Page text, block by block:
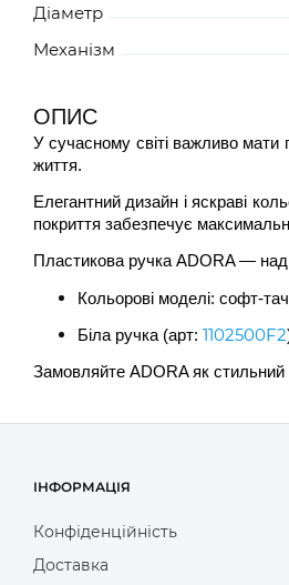
Діаметр
Механізм
ОПИС
У сучасному світі важливо мати
життя.
Елегантний дизайн і яскраві
покриття забезпечує
Пластикова ручка ADORA —
Кольорові моделі: софт-
Біла ручка (арт: 1102500F2
Замовляйте ADORA як
ІНФОРМАЦІЯ
Конфіденційність
Доставка